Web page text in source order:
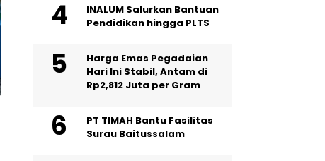
INALUM Salurkan Bantuan
Pendidikan hingga PLTS
Harga Emas Pegadaian
Hari Ini Stabil, Antam di
Rp2,812 Juta per Gram
PT TIMAH Bantu Fasilitas
Surau Baitussalam